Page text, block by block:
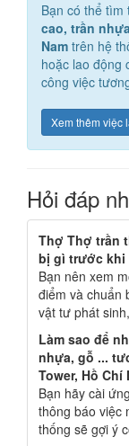
Bạn có thể tìm
cao, trần
Nam trên hệ
hoặc lao động
công việc
Xem thêm việc
Hỏi đáp
Thợ Thợ trần
bị gì trước khi
Bạn nên xem
điểm và chuẩn
vật tư phát
Làm sao để
nhựa, gỗ ...
Tower, Hồ Chí
Bạn hãy cài
thông báo việc
thống sẽ gợi ý